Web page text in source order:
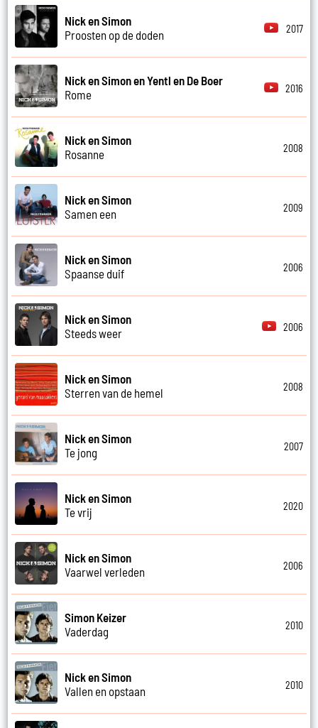
Nick en Simon
Proosten op de doden
2017
Nick en Simon en Yentl en De Boer
Rome
2016
Nick en Simon
Rosanne
2008
Nick en Simon
Samen een
2009
Nick en Simon
Spaanse duif
2006
Nick en Simon
Steeds weer
2006
Nick en Simon
Sterren van de hemel
2008
Nick en Simon
Te jong
2007
Nick en Simon
Te vrij
2020
Nick en Simon
Vaarwel verleden
2006
Simon Keizer
Vaderdag
2010
Nick en Simon
Vallen en opstaan
2010